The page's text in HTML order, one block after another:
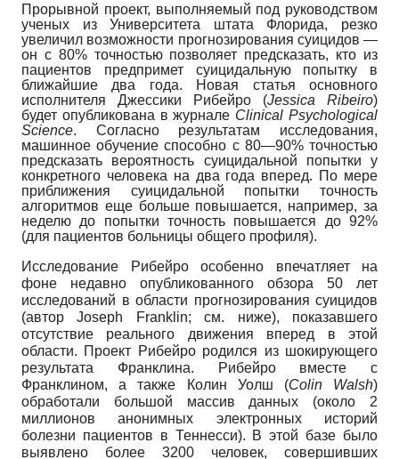
Прорывной проект, выполняемый под руководством
ученых из Университета штата Флорида, резко
увеличил возможности прогнозирования суицидов —
он с 80% точностью позволяет предсказать, кто из
пациентов предпримет суицидальную попытку в
ближайшие два года. Новая статья основного
исполнителя Джессики Рибейро (Jessica Ribeiro)
будет опубликована в журнале Clinical Psychological
Science. Согласно результатам исследования,
машинное обучение способно с 80—90% точностью
предсказать вероятность суицидальной попытки у
конкретного человека на два года вперед. По мере
приближения суицидальной попытки точность
алгоритмов еще больше повышается, например, за
неделю до попытки точность повышается до 92%
(для пациентов больницы общего профиля).
Исследование Рибейро особенно впечатляет на
фоне недавно опубликованного обзора 50 лет
исследований в области прогнозирования суицидов
(авторJoseph Franklin;см. ниже), показавшего
отсутствие реального движения вперед в этой
области. Проект Рибейро родился из шокирующего
результата Франклина. Рибейро вместе с
Франклином, а также Колин Уолш (Colin Walsh)
обработали большой массив данных (около 2
миллионов анонимных электронных историй
болезни пациентов в Теннесси). В этой базе было
выявлено более 3200 человек, совершивших